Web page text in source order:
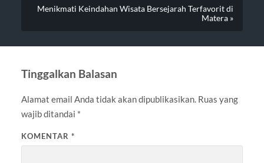
Menikmati Keindahan Wisata Bersejarah Terfavorit di
Matera »
Tinggalkan Balasan
Alamat email Anda tidak akan dipublikasikan. Ruas yang
wajib ditandai *
KOMENTAR *